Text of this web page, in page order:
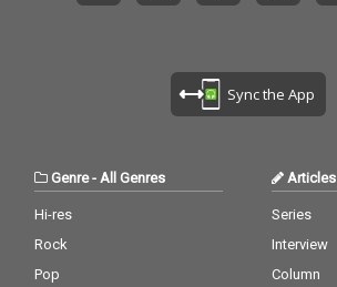
Sync the App
Genre- All Genres
Hi-res
Rock
Pop
Articles
Series
Interview
Column